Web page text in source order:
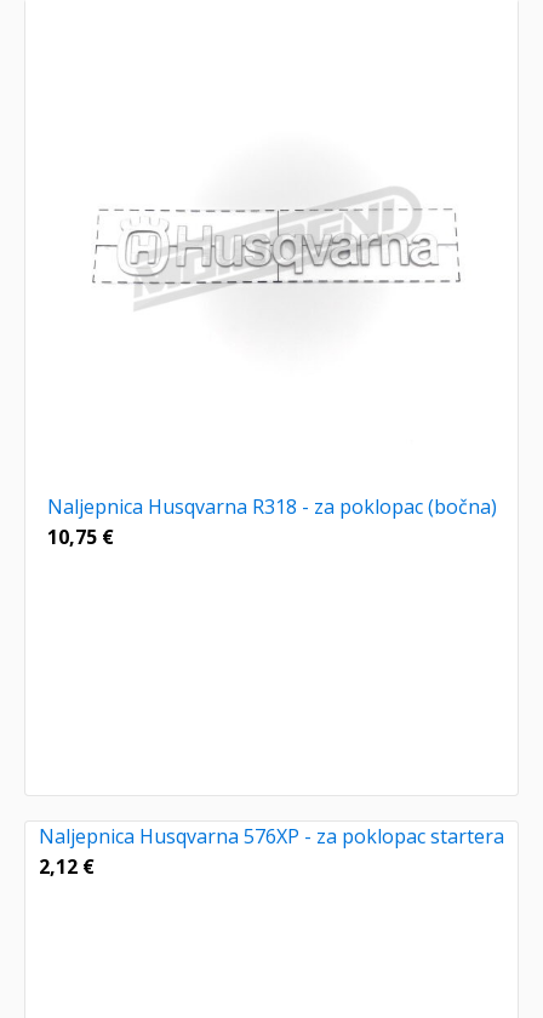
Naljepnica Husqvarna R318 - za poklopac (bočna)
10,75 €
Naljepnica Husqvarna 576XP - za poklopac startera
2,12 €